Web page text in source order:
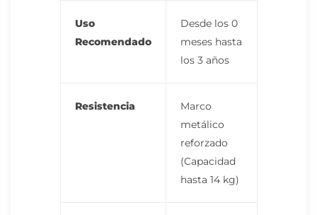
Uso
Recomendado
Desde los 0
meses hasta
los 3 años
Resistencia
Marco
metálico
reforzado
(Capacidad
hasta 14 kg)